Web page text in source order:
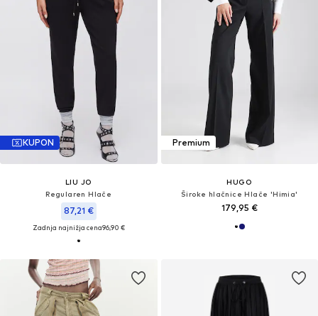
KUPON
LIU JO
Regularen Hlače
87,21 €
Zadnja najnižja cena96,90 €
Premium
HUGO
Široke hlačnice Hlače 'Himia'
179,95 €